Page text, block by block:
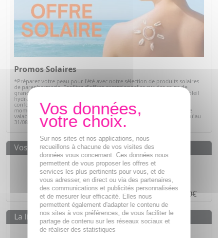
Promos Solaires
*Préparez votre peau pour l'été avec notre sélection de produits solaires
de parapharmacie. Profitez d'offres exceptionnelles sur des soins de
grandes marques : protections solaires pour toute la famille, après-soleil
hydratants et soins adaptés à chaque type de peau. Alliez efficacité,
confort et sécurité tout en bénéficiant de prix avantageux. C'est le
moment idéal pour faire le plein de vos indispensables solaires ! Offre
valable sur articles signalés, dans la limite des stocks disponibles jusqu'au
31/08/2026.Voir la sélection
Vos avantages
Des prixIMBATTABLES
Paiement en ligneSÉCURISÉ
Paiement en4 fois sans fraisà partir de 30€
La livraison
Livraison gratuite dès55€
Sur nos sites et nos applications, nous
recueillons à chacune de vos visites des
données vous concernant. Ces données nous
permettent de vous proposer les offres et
services les plus pertinents pour vous, et de
vous adresser, en direct ou via des partenaires,
des communications et publicités personnalisées
et de mesurer leur efficacité. Elles nous
permettent également d'adapter le contenu de
nos sites à vos préférences, de vous faciliter le
partage de contenu sur les réseaux sociaux et
de réaliser des statistiques